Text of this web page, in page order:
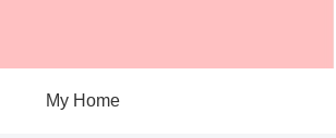
My Home